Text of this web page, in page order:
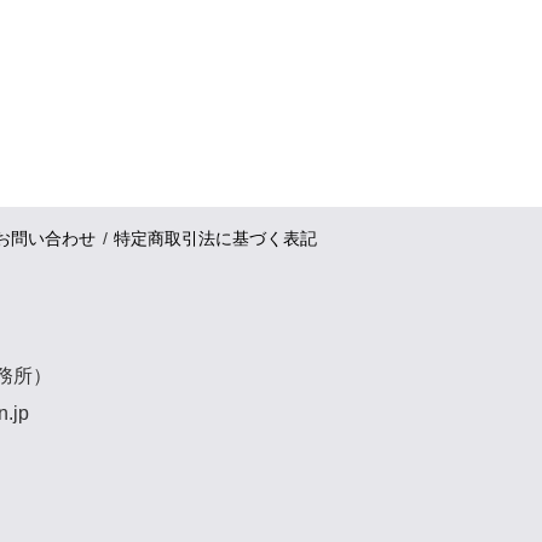
問い合わせ 特定商取引法に基づく表記
所）